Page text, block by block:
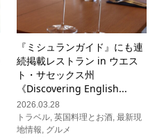
『ミシュランガイド』にも連
続掲載レストラン in ウエス
ト・サセックス州
《Discovering English...
2026.03.28
トラベル ,英国料理とお酒 ,最新現
地情報 グルメ